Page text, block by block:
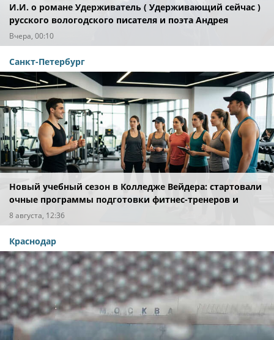
И.И. о романе Удерживатель ( Удерживающий сейчас )
русского вологодского писателя и поэта Андрея
Малышева ( роман опубликован в 2016 г. )
Вчера, 00:10
Санкт-Петербург
Новый учебный сезон в Колледже Вейдера: стартовали
очные программы подготовки фитнес-тренеров и
специалистов индустрии здоровья
8 августа, 12:36
Краснодар